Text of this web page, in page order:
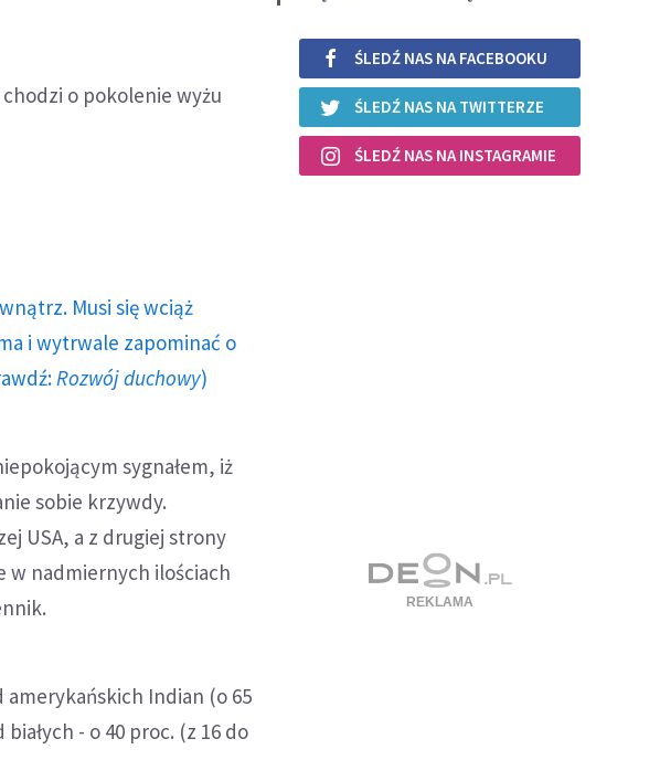
o pokolenie wyżu
Musi się wciąż
i wytrwale zapominać o
Rozwój duchowy)
sygnałem, iż
sobie krzywdy.
USA, a z drugiej strony
w nadmiernych ilościach
Indian (o 65
- o 40 proc. (z 16 do
ŚLEDŹ NAS NA FACEBOOKU
ŚLEDŹ NAS NA TWITTERZE
ŚLEDŹ NAS NA INSTAGRAMIE